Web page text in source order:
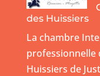
des Huissiers
La chambre
professionnelle
Huissiers de